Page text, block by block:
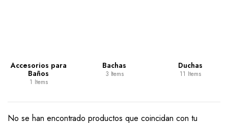
Accesorios para
Baños
1 Items
Bachas
3 Items
Duchas
11 Items
No se han encontrado productos que coincidan con tu